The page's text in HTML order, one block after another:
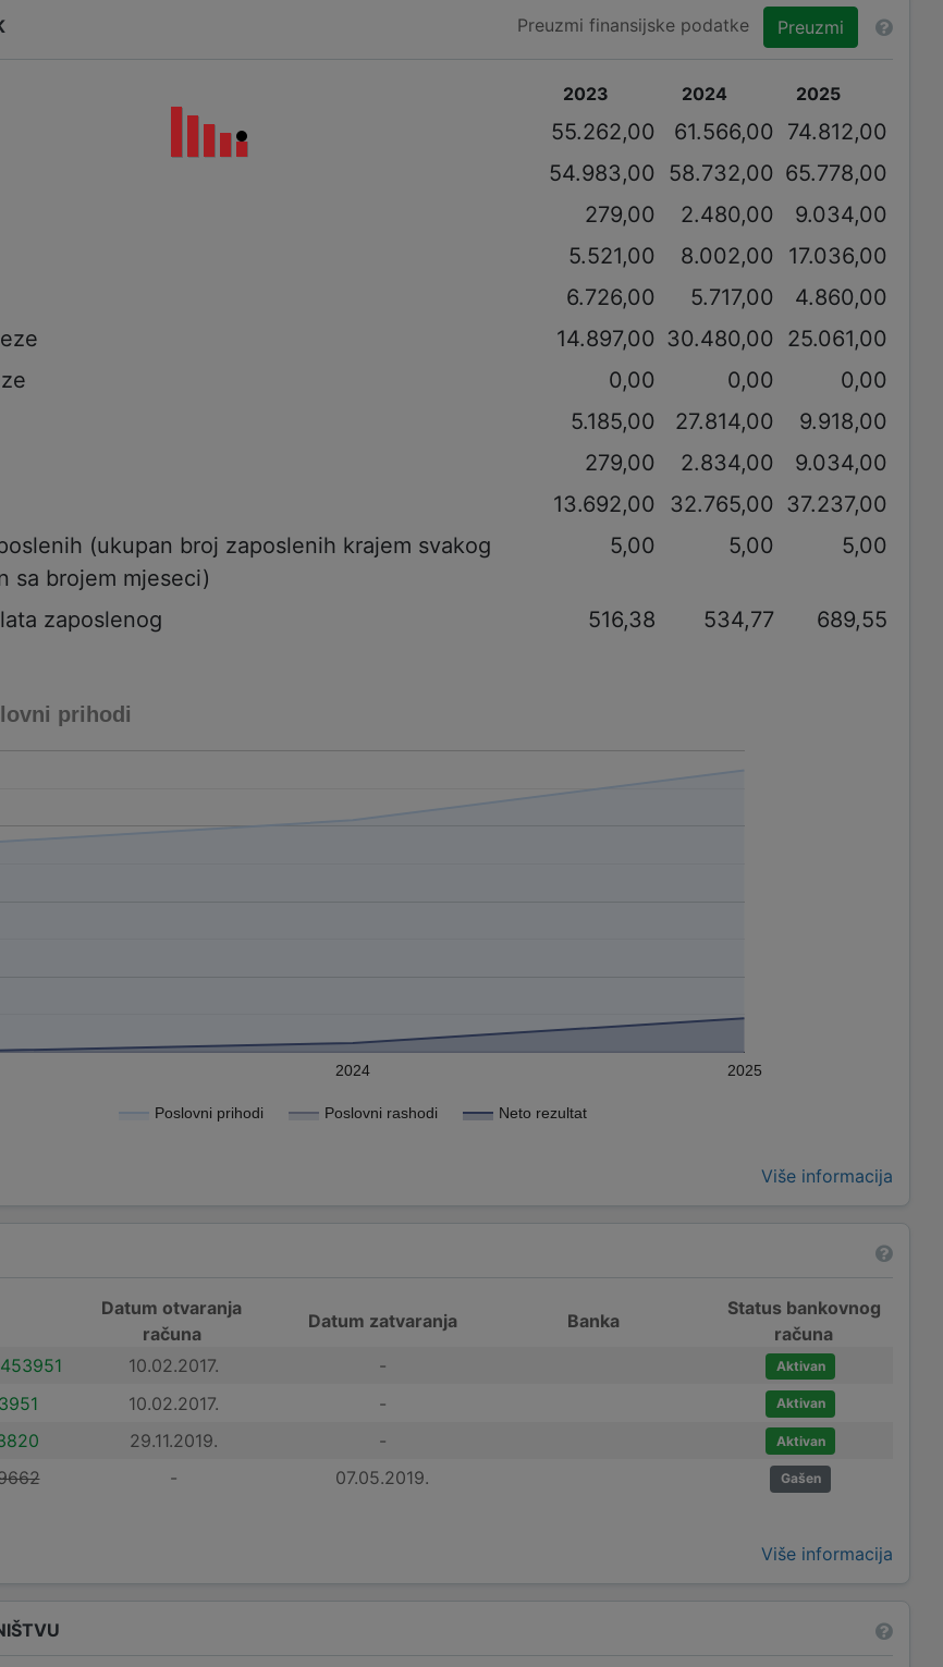
Preuzmi finansijske podatke Preuzmi
2023 2024 2025
55.262,00 61.566,00 74.812,00
54.983,00 58.732,00 65.778,00
279,00 2.480,00
9.034,00
5.521,00 8.002,00
17.036,00
6.726,00 5.717,00
4.860,00
14.897,00 30.480,00 25.061,00
0,00 0,00
0,00
5.185,00 27.814,00
9.918,00
279,00 2.834,00
9.034,00
13.692,00 32.765,00 37.237,00
(ukupan broj zaposlenih krajem svakog
sa brojem mjeseci)
5,00 5,00 5,00
zaposlenog 516,38 534,77 689,55
prihodi
Poslovni prihodi Poslovni rashodi Neto rezultat
2024 2025
Više informacija
Datum otvaranja
računa
Datum zatvaranja Banka
Status bankovnog
računa
10.02.2017. - Aktivan
10.02.2017. - Aktivan
29.11.2019. - Aktivan
- 07.05.2019. Gašen
Više informacija